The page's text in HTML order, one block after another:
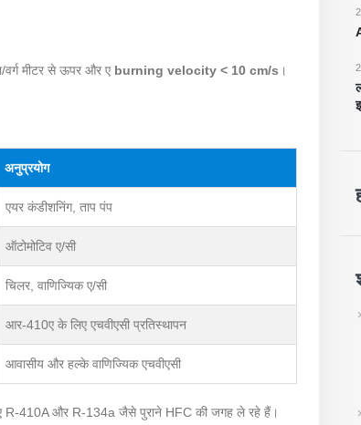
वर्ग मीटर से ऊपर और ए burning velocity < 10 cm/s ।
अनुप्रयोग
एयर कंडीशनिंग, ताप पंप
ऑटोमोटिव ए/सी
चिलर, वाणिज्यिक ए/सी
आर-410ए के लिए एचवीएसी प्रतिस्थापन
आवासीय और हल्के वाणिज्यिक एचवीएसी
R-410A और R-134a जैसे पुराने HFC की जगह ले रहे हैं।